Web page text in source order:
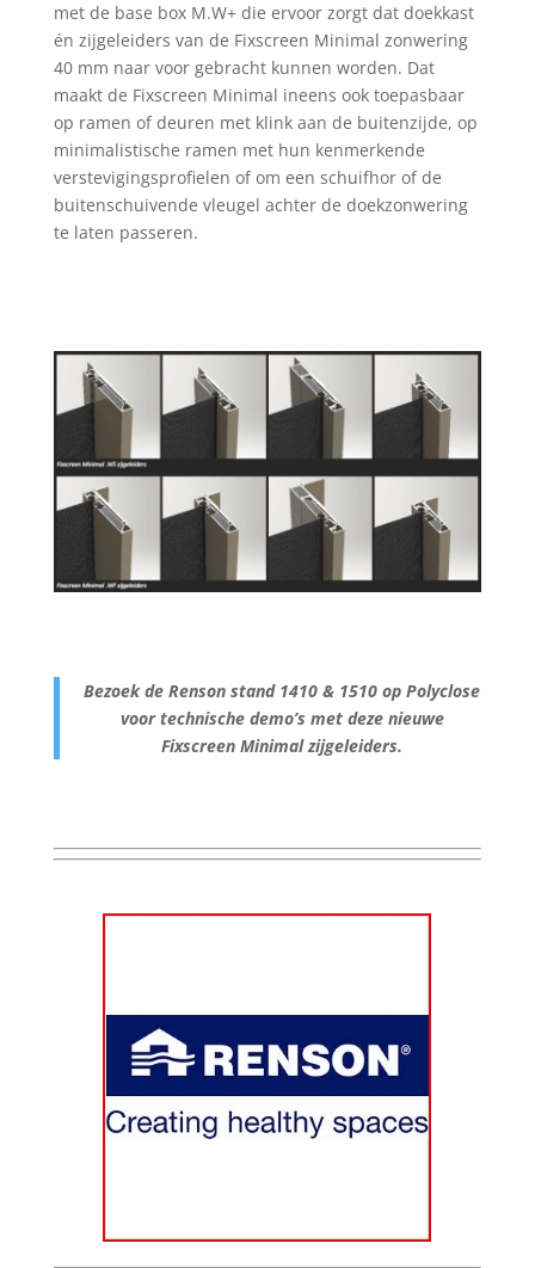
met de base box M.W+ die ervoor zorgt dat doekkast
én zijgeleiders van de Fixscreen Minimal zonwering
40 mm naar voor gebracht kunnen worden. Dat
maakt de Fixscreen Minimal ineens ook toepasbaar
op ramen of deuren met klink aan de buitenzijde, op
minimalistische ramen met hun kenmerkende
verstevigingsprofielen of om een schuifhor of de
buitenschuivende vleugel achter de doekzonwering
te laten passeren.
Bezoek de Renson stand 1410 & 1510 op Polyclose
voor technische demo’s met deze nieuwe
Fixscreen Minimal zijgeleiders.